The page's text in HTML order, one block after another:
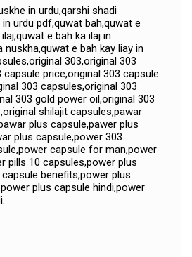
in urdu,qarshi shadi
urdu pdf,quwat bah,quwat e
e bah ka ilaj in
nuskha,quwat e bah kay liay in
303,original 303
capsule price,original 303 capsule
303 capsules,original 303
303 gold power oil,original 303
shilajit capsules,pawar
plus capsule,pawer plus
plus capsule,power 303
capsule for man,power
pills 10 capsules,power plus
benefits,power plus
plus capsule hindi,power